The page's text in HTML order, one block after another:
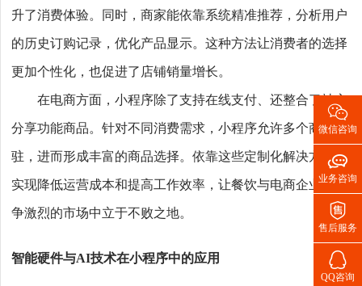
升了消费体验。同时，商家能依靠系统精准推荐，分析用户
的历史订购记录，优化产品显示。这种方法让消费者的选择
更加个性化，也促进了店铺销量增长。
在电商方面，小程序除了支持在线支付、还整合了社交
分享功能商品。针对不同消费需求，小程序允许多个商家入
驻，进而形成丰富的商品选择。依靠这些定制化解决方案，
实现降低运营成本和提高工作效率，让餐饮与电商企业在竞
争激烈的市场中立于不败之地。
智能硬件与AI技术在小程序中的应用

微信咨询

业务咨询

售后服务

QQ咨询